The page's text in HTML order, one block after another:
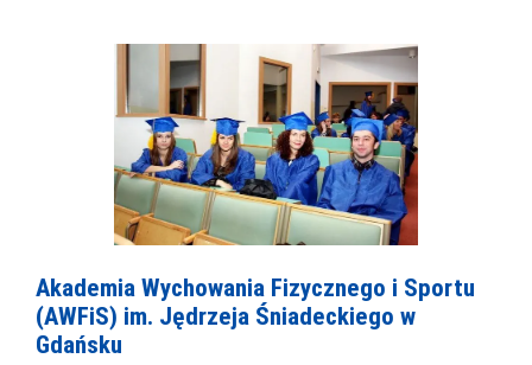
Akademia Wychowania Fizycznego i Sportu
(AWFiS) im. Jędrzeja Śniadeckiego w
Gdańsku